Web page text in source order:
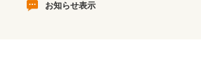
お知らせ表示